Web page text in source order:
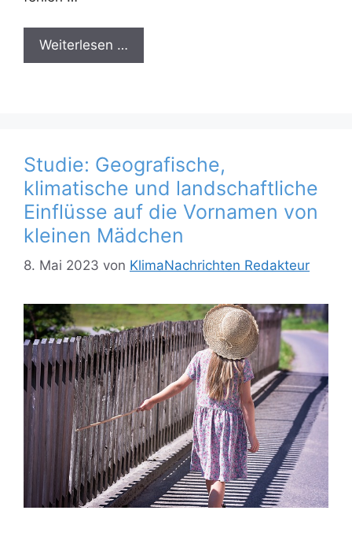
Weiterlesen …
Studie: Geografische,
klimatische und landschaftliche
Einflüsse auf die Vornamen von
kleinen Mädchen
8. Mai 2023 von KlimaNachrichten Redakteur